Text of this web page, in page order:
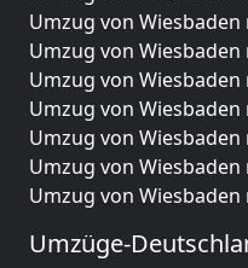
Umzug von
Umzug von
Umzug von Wiesbaden
Umzug von
Umzug von
Umzug von
Umzug von
Umzüge-